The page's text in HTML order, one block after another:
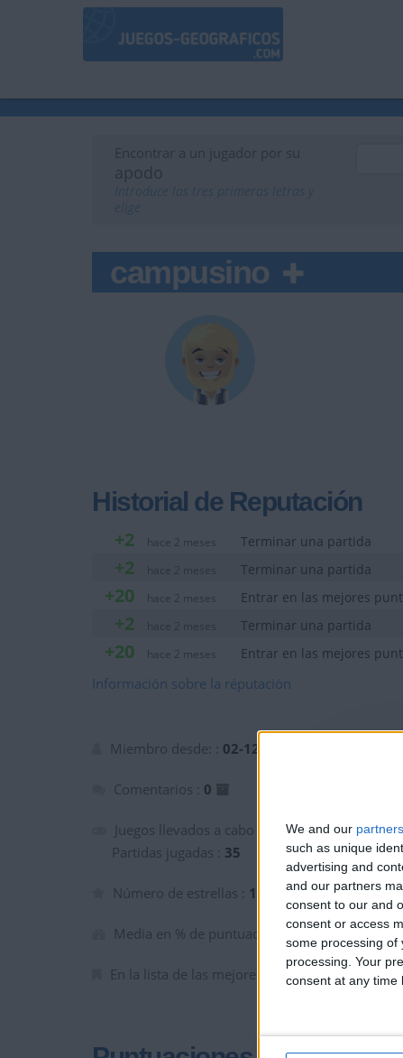
We and our partners
such as unique
advertising and
and our partners
consent to our and
consent or access
some processing of
processing. Your
consent at any time
Encontrar a un jugador por su
apodo
campusino
Historial de Reputación
+2 hace 2 meses Terminar una partida
+2 hace 2 meses Terminar una partida
+20 hace 2 meses Entrar en las mejores
+2 hace 2 meses Terminar una partida
+20 hace 2 meses Entrar en las mejores
Información sobre la réputación
Miembro desde: : 02-12-2025
Comentarios : 0
Juegos llevados a cabo :
Partidas jugadas : 35
Número de estrellas : 10
Media en % de puntuación max. :96.24%
En la lista de las mejores partidas :0